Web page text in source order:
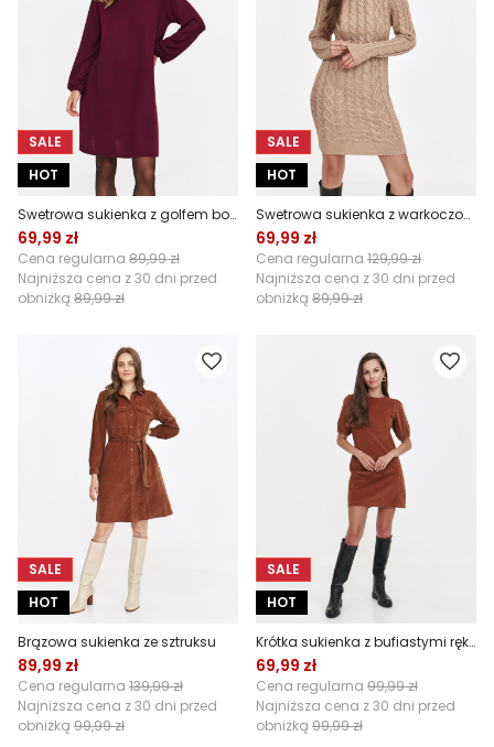
SALE
HOT
Swetrowa sukienka z golfem bordowa
69,99 zł
Cena regularna 89,99 zł
Najniższa cena z 30 dni przed
obniżką 89,99 zł
SALE
HOT
Swetrowa sukienka z warkoczowym splotem
69,99 zł
Cena regularna 129,99 zł
Najniższa cena z 30 dni przed
obniżką 89,99 zł
SALE
HOT
Brązowa sukienka ze sztruksu
89,99 zł
Cena regularna 139,99 zł
Najniższa cena z 30 dni przed
obniżką 99,99 zł
SALE
HOT
Krótka sukienka z bufiastymi rękawami
69,99 zł
Cena regularna 99,99 zł
Najniższa cena z 30 dni przed
obniżką 99,99 zł